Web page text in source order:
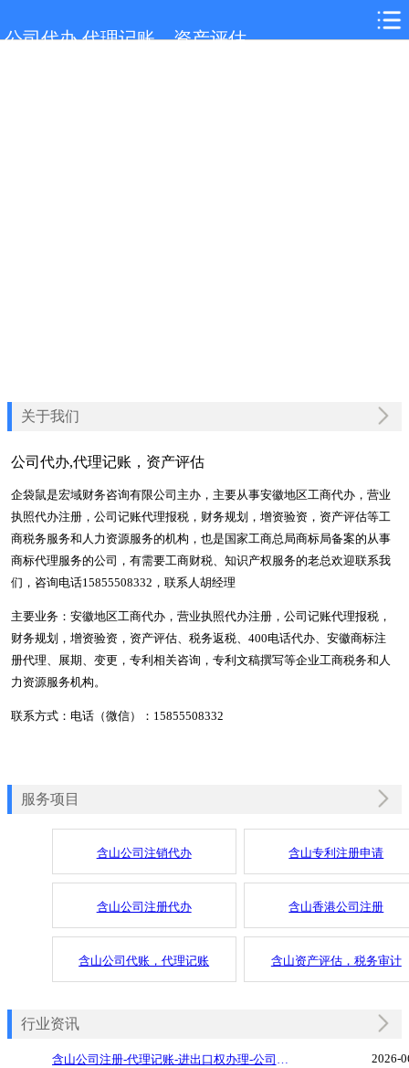
公司代办,代理记账，资产评估
网站首页
关于我们
公司代办,代理记账，资产评估
企袋鼠是宏域财务咨询有限公司主办，主要从事安徽地区工商代办，营业
执照代办注册，公司记账代理报税，财务规划，增资验资，资产评估等工
商税务服务和人力资源服务的机构，也是国家工商总局商标局备案的从事
商标代理服务的公司，有需要工商财税、知识产权服务的老总欢迎联系我
们，咨询电话15855508332，联系人胡经理
主要业务：安徽地区工商代办，营业执照代办注册，公司记账代理报税，
财务规划，增资验资，资产评估、税务返税、400电话代办、安徽商标注
册代理、展期、变更，专利相关咨询，专利文稿撰写等企业工商税务和人
力资源服务机构。
联系方式：电话（微信）：15855508332
服务项目
含山公司注销代办 含山专利注册申请
含山公司注册代办 含山香港公司注册
含山公司代账，代理记账 含山资产评估，税务审计
行业资讯
含山公司注册-代理记账-进出口权办理-公司变更 记账报税 税务注销代办 公司注销注册变更代办 公司注销代办
2026-